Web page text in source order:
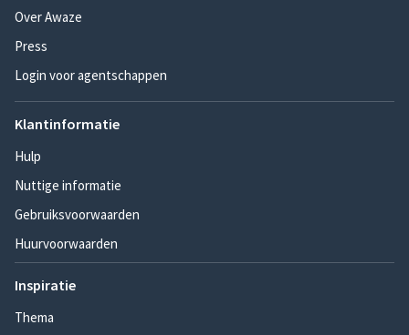
Over Awaze
Press
Login voor agentschappen
Klantinformatie
Hulp
Nuttige informatie
Gebruiksvoorwaarden
Huurvoorwaarden
Inspiratie
Thema